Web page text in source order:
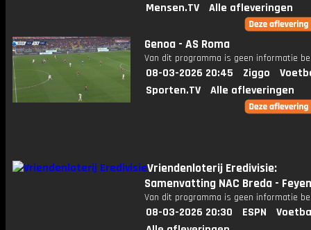
Mensen.TV
Alle afleveringen
Genoa - AS Roma
Van dit programma is geen informatie
08-03-2026 20:45 Ziggo
Sporten.TV
Alle afleveringen
Vriendenloterij Eredivisie:
Samenvatting NAC Breda -
Van dit programma is geen informatie
08-03-2026 20:30 ESPN